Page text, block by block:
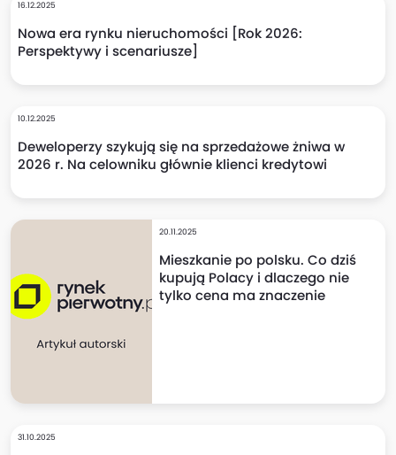
16.12.2025
Nowa era rynku nieruchomości [Rok 2026:
Perspektywy i scenariusze]
10.12.2025
Deweloperzy szykują się na sprzedażowe żniwa w
2026 r. Na celowniku głównie klienci kredytowi
20.11.2025
Mieszkanie po polsku. Co dziś
kupują Polacy i dlaczego nie
tylko cena ma znaczenie
31.10.2025